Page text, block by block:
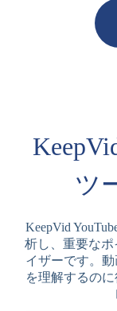
ツ
KeepVid
析し、重要な
イザーです。
を理解するの